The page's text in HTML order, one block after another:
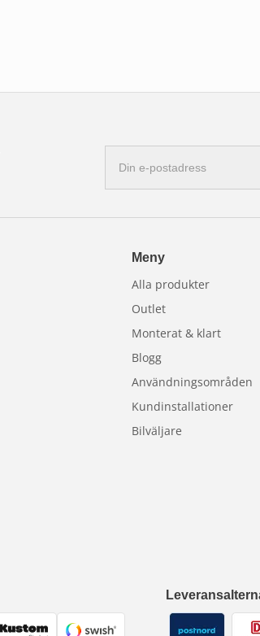
postadress
Meny
Alla produkter
Outlet
Monterat & klart
Blogg
Användningsområden
Kundinstallationer
Bilväljare